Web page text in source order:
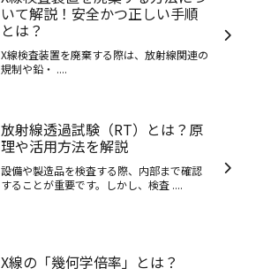
いて解説！安全かつ正しい手順
とは？
X線検査装置を廃棄する際は、放射線関連の
規制や鉛・ ....
放射線透過試験（RT）とは？原
理や活用方法を解説
設備や製造品を検査する際、内部まで確認
することが重要です。しかし、検査 ....
X線の「幾何学倍率」とは？